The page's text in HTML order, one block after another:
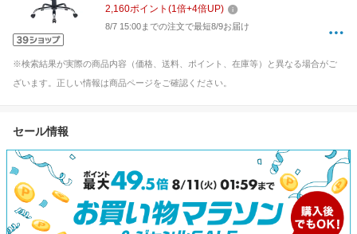
2,160ポイント (1倍+4倍UP)
8/7 15:00までの注文で最短8/9お届け
※検索結果が実際の商品内容（価格、送料、ポイント、在庫等）と異なる場合がご
ざいます。正しい情報は商品ページをご確認ください。
セール情報